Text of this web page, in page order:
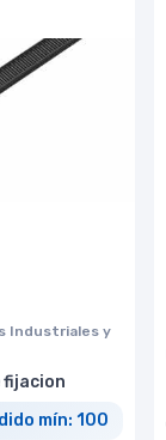
Industriales y
fijacion
mín: 100